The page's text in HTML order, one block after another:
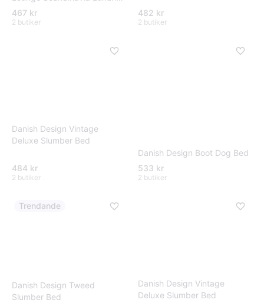
Matress
467 kr
2 butiker
482 kr
2 butiker
Danish Design Vintage
Deluxe Slumber Bed
484 kr
2 butiker
Danish Design Boot Dog Bed
533 kr
2 butiker
Trendande
Danish Design Tweed
Slumber Bed
Danish Design Vintage
Deluxe Slumber Bed